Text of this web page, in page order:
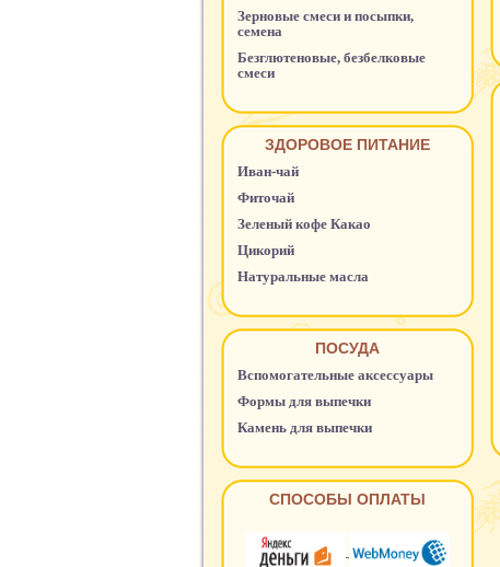
Зерновые смеси и посыпки,
семена
Безглютеновые, безбелковые
смеси
ЗДОРОВОЕ ПИТАНИЕ
Иван-чай
Фиточай
Зеленый кофе Какао
Цикорий
Натуральные масла
ПОСУДА
Вспомогательные аксессуары
Формы для выпечки
Камень для выпечки
СПОСОБЫ ОПЛАТЫ